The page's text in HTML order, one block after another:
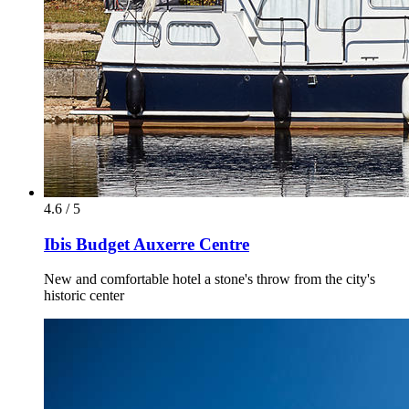
4.6 / 5
Ibis Budget Auxerre Centre
New and comfortable hotel a stone's throw from the city's
historic center